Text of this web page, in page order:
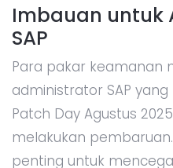
Imbauan untuk
SAP
Para pakar keamanan
administrator SAP
Patch Day Agustus
melakukan
penting untuk